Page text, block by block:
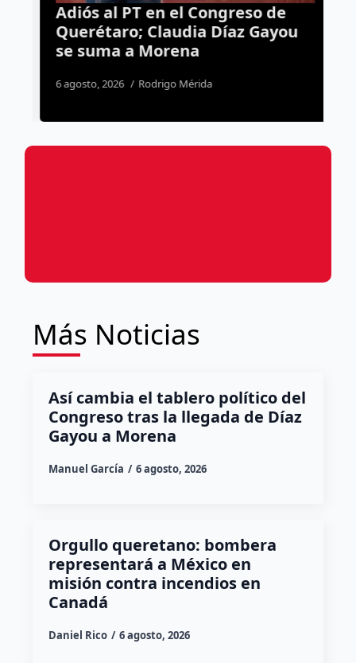
Adiós al PT en el Congreso de
Querétaro; Claudia Díaz Gayou
se suma a Morena
6 agosto, 2026 Rodrigo Mérida
Más Noticias
Así cambia el tablero político del
Congreso tras la llegada de Díaz
Gayou a Morena
Manuel García 6 agosto, 2026
Orgullo queretano: bombera
representará a México en
misión contra incendios en
Canadá
Daniel Rico 6 agosto, 2026